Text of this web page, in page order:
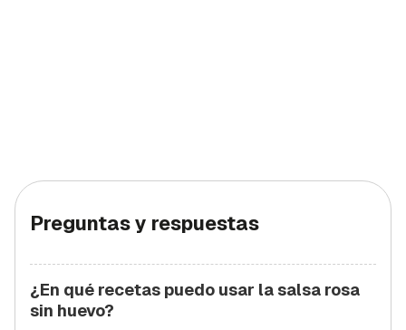
Preguntas y respuestas
¿En qué recetas puedo usar la salsa rosa
sin huevo?